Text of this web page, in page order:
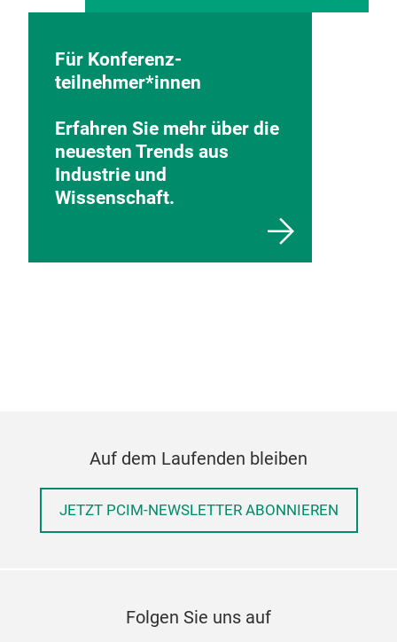
Für Konferenz-
teilnehmer*innen
Erfahren Sie mehr über die
neuesten Trends aus
Industrie und
Wissenschaft.
Auf dem Laufenden bleiben
JETZT PCIM-NEWSLETTER ABONNIEREN
Folgen Sie uns auf